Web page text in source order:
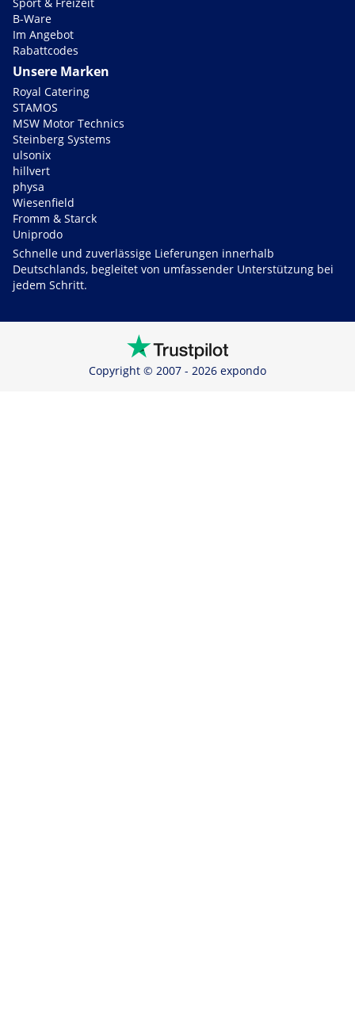
Sport & Freizeit
B-Ware
Im Angebot
Rabattcodes
Unsere Marken
Royal Catering
STAMOS
MSW Motor Technics
Steinberg Systems
ulsonix
hillvert
physa
Wiesenfield
Fromm & Starck
Uniprodo
Schnelle und zuverlässige Lieferungen innerhalb
Deutschlands, begleitet von umfassender Unterstützung bei
jedem Schritt.
Copyright © 2007 - 2026 expondo